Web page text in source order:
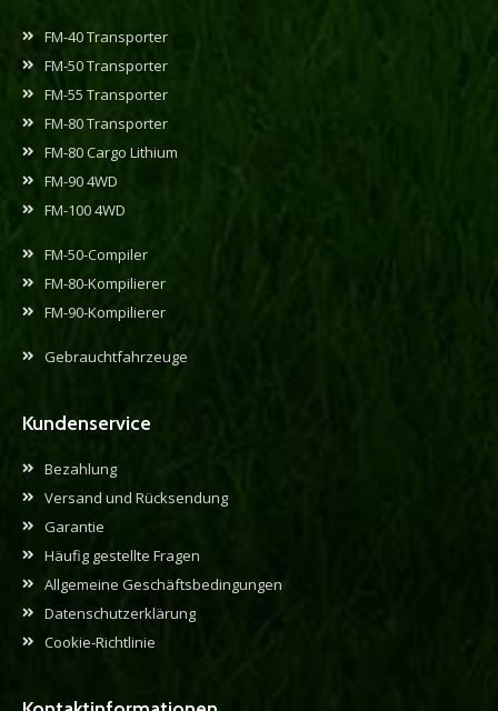
FM-40 Transporter
FM-50 Transporter
FM-55 Transporter
FM-80 Transporter
FM-80 Cargo Lithium
FM-90 4WD
FM-100 4WD
FM-50-Compiler
FM-80-Kompilierer
FM-90-Kompilierer
Gebrauchtfahrzeuge
Kundenservice
Bezahlung
Versand und Rücksendung
Garantie
Häufig gestellte Fragen
Allgemeine Geschäftsbedingungen
Datenschutzerklärung
Cookie-Richtlinie